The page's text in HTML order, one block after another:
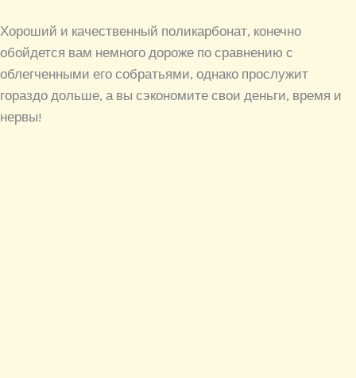
Хороший и качественный поликарбонат, конечно
обойдется вам немного дороже по сравнению с
облегченными его собратьями, однако прослужит
гораздо дольше, а вы сэкономите свои деньги, время и
нервы!